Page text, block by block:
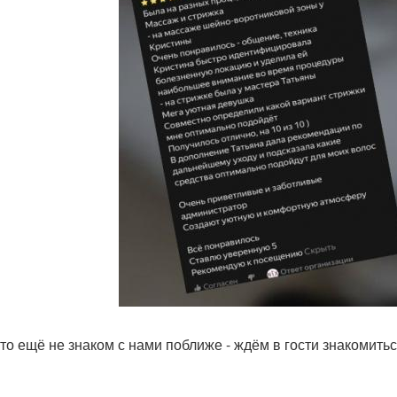
ещё не знаком с нами поближе - ждём в гости